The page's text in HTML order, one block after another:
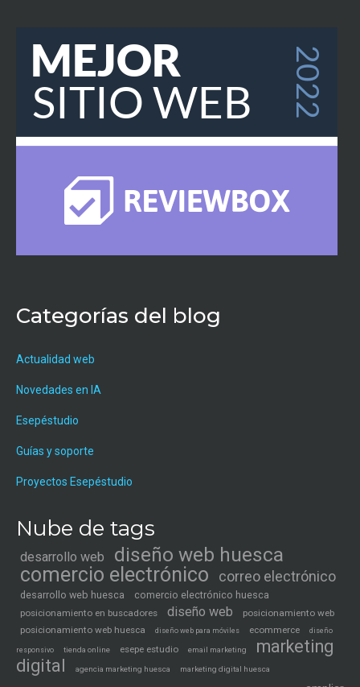
Categorías del blog
Actualidad web
Novedades en IA
Esepéstudio
Guías y soporte
Proyectos Esepéstudio
Nube de tags
desarrollo web
diseño web huesca
comercio electrónico
correo electrónico
desarrollo web huesca comercio electrónico huesca
posicionamiento en buscadores diseño web
posicionamiento web
posicionamiento web huesca
diseño web para móviles ecommerce diseño
responsivo tienda online esepe estudio email marketing
marketing
digital
agencia marketing huesca marketing digital huesca